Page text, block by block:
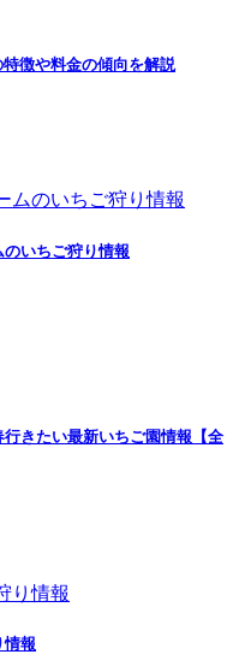
徴や料金の傾向を解説
のいちご狩り情報
きたい最新いちご園情報【全
情報